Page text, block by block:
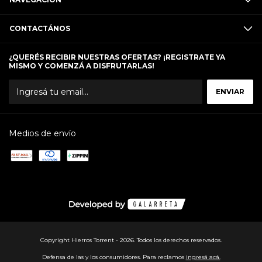
CONTACTÁNOS
¿QUERÉS RECIBIR NUESTRAS OFERTAS? ¡REGISTRATE YA
MISMO Y COMENZÁ A DISFRUTARLAS!
Medios de envío
Copyright Hierros Torrent - 2026. Todos los derechos reservados.
Defensa de las y los consumidores. Para reclamos ingresá acá.